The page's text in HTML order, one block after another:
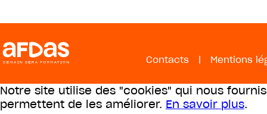
Contacts | Mentions
Notre site utilise des "cookies" qui nous
permettent de les améliorer. En savoir plus.